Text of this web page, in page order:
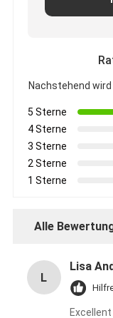
Nachstehend
5 Sterne
4 Sterne
3 Sterne
2 Sterne
1 Sterne
Alle
L